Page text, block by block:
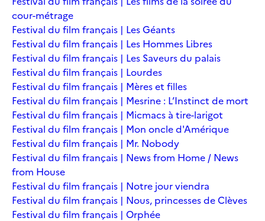
cour-métrage
Festival du film français | Les Géants
Festival du film français | Les Hommes Libres
Festival du film français | Les Saveurs du palais
Festival du film français | Lourdes
Festival du film français | Mères et filles
Festival du film français | Mesrine : L’Instinct de mort
Festival du film français | Micmacs à tire-larigot
Festival du film français | Mon oncle d'Amérique
Festival du film français | Mr. Nobody
Festival du film français | News from Home / News
from House
Festival du film français | Notre jour viendra
Festival du film français | Nous, princesses de Clèves
Festival du film français | Orphée